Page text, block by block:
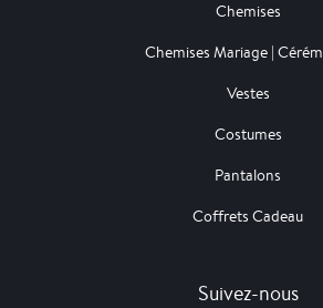
Chemises
Chemises Mariage |
Vestes
Costumes
Pantalons
Coffrets Cadeau
Suivez-nous